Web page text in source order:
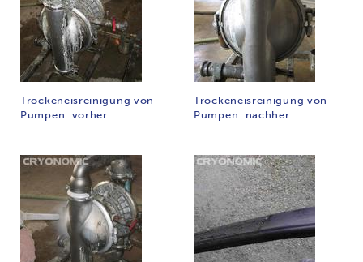
Trockeneisreinigung von
Pumpen: vorher
Trockeneisreinigung von
Pumpen: nachher